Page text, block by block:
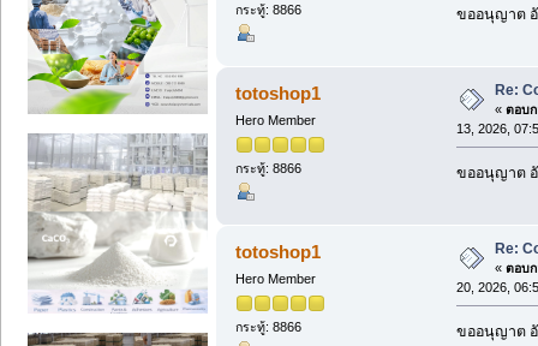
กระทู้: 8866 ขออนุญาต
totoshop1
Hero Member
กระทู้: 8866
Re:
« ตอบก
13, 2026,
ขออนุญาต
totoshop1
Hero Member
กระทู้: 8866
Re:
« ตอบก
20, 2026,
ขออนุญาต